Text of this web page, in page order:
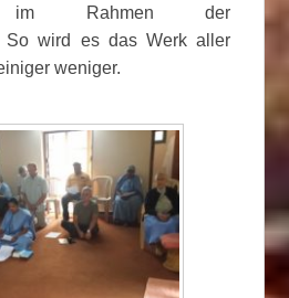
im Rahmen der
So wird es das Werk aller
weniger.